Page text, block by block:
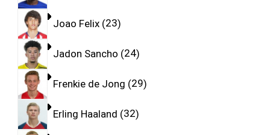
Joao Felix 23
Jadon Sancho 24
Frenkie de Jong 29
Erling Haaland 32